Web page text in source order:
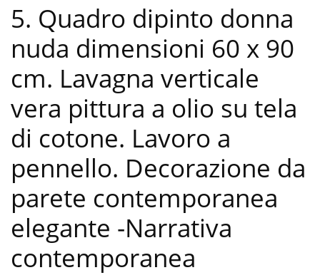
5. Quadro dipinto donna
nuda dimensioni 60 x 90
cm. Lavagna verticale
vera pittura a olio su tela
di cotone. Lavoro a
pennello. Decorazione da
parete contemporanea
elegante -Narrativa
contemporanea